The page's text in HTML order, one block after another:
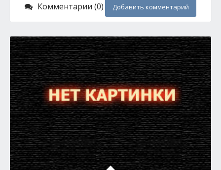
Комментарии (0) Добавить комментарий